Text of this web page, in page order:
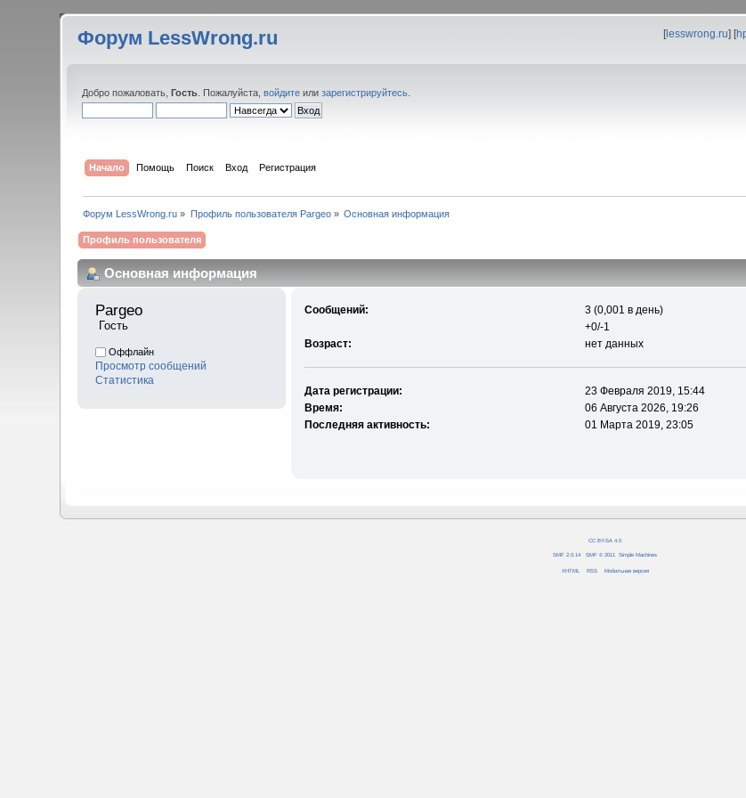
Форум LessWrong.ru [lesswrong.ru] [
Добро пожаловать,Гость . Пожалуйста,войдите илизарегистрируйтесь
Начало Помощь Поиск Вход Регистрация
Форум LessWrong.ru » Профиль пользователя Pargeo» Основная информация
Профиль пользователя
Основная информация
Pargeo
Гость
Оффлайн
Просмотр сообщений
Статистика
Сообщений:
3 (0,001 в день)
+0/-1
Возраст:
нет данных
Дата регистрации:
23 Февраля 2019, 15:44
Время:
06 Августа 2026, 19:26
Последняя активность:
01 Марта 2019, 23:05
CC BY-SA 4.0
SMF 2.0.14 SMF © 2011 Simple Machines
XHTML RSS Мобильная версия